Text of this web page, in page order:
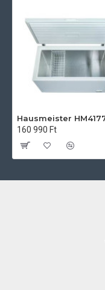
160 990 Ft